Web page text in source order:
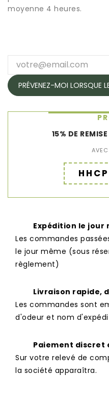
moyenne 4 heures.
PRÉVENEZ-MOI LORSQUE
15% DE
Expédition le jour
Les commandes
le jour même (sous
règlement)
Livraison rapide,
Les commandes sont
d'odeur et nom
Paiement discret
Sur votre relevé de
la société apparaîtra.